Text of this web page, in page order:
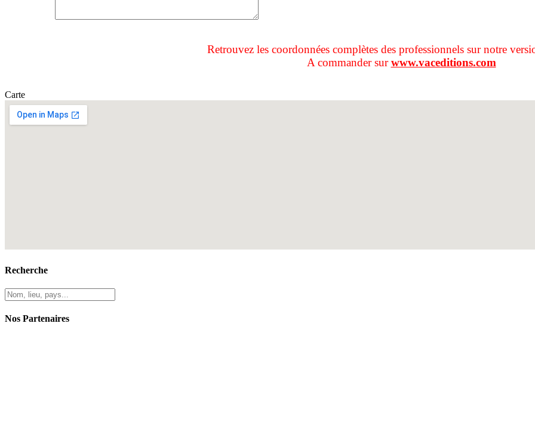
Retrouvez les coordonnées complètes des professionnels sur notre
A commander surwww.vaceditions.com
Carte
Recherche
Nos Partenaires